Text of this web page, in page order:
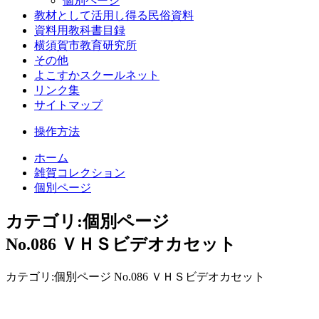
教材として活用し得る民俗資料
資料用教科書目録
横須賀市教育研究所
その他
よこすかスクールネット
リンク集
サイトマップ
操作方法
ホーム
雑賀コレクション
個別ページ
カテゴリ:個別ページ
No.086 ＶＨＳビデオカセット
カテゴリ:個別ページ No.086 ＶＨＳビデオカセット